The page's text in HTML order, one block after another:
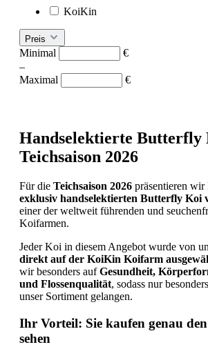
KoiKin
Preis
Minimal
€
–
Maximal
€
Handselektierte Butterfly
Teichsaison 2026
Fürdie Teichsaison 2026 präsentieren wir
exklusiv handselektierten Butterfly Koi
einerderweltweit führenden und
Koifarmen.
JederKoi in diesem Angebot wurde von
direkt aufder KoiKin Koifarm
wirbesonders aufGesundheit,
und Flossenqualität, sodass nurbesonders
unser Sortiment gelangen.
Ihr Vorteil: Sie kaufen genau den
sehen